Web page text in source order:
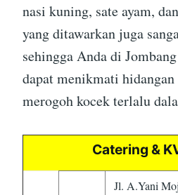
nasi kuning, sate ayam,
yang ditawarkan juga
sehingga Anda di
dapat menikmati hidangan
merogoh kocek terlalu
Catering &
Jl. A.Yani